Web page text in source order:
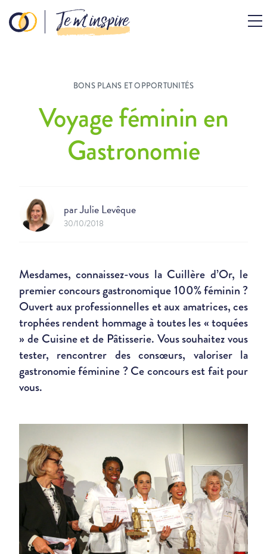
Je m’inspire
BONS PLANS ET OPPORTUNITÉS
Voyage féminin en
Gastronomie
parJulie Levêque
30/10/2018
Mesdames, connaissez-vous la Cuillère d’Or, le
premier concours gastronomique 100% féminin ?
Ouvert aux professionnelles et aux amatrices, ces
trophées rendent hommage à toutes les « toquées
» de Cuisine et de Pâtisserie. Vous souhaitez vous
tester, rencontrer des consœurs, valoriser la
gastronomie féminine ? Ce concours est fait pour
vous.